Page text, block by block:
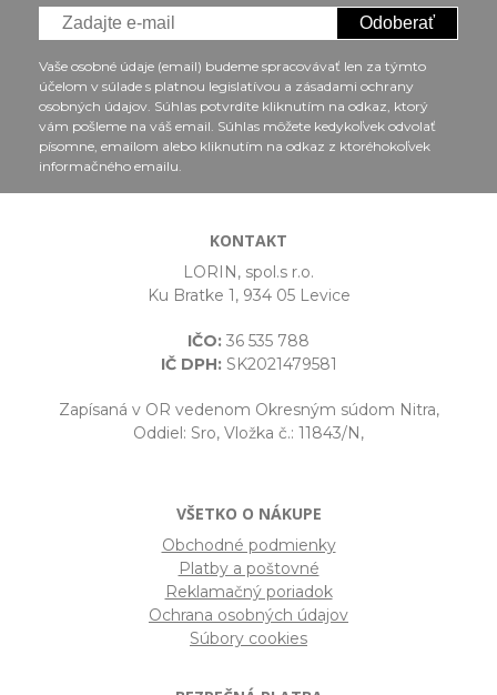
Odoberať
Vaše osobné údaje (email) budeme spracovávať len za týmto
účelom v súlade s platnou legislatívou a zásadami ochrany
osobných údajov. Súhlas potvrdíte kliknutím na odkaz, ktorý
vám pošleme na váš email. Súhlas môžete kedykoľvek odvolať
písomne, emailom alebo kliknutím na odkaz z ktoréhokoľvek
informačného emailu.
KONTAKT
LORIN, spol.s r.o.
Ku Bratke 1, 934 05 Levice
IČO: 36 535 788
IČ DPH:SK2021479581
Zapísaná v OR vedenom Okresným súdom Nitra,
Oddiel: Sro, Vložka č.: 11843/N,
VŠETKO O NÁKUPE
Obchodné podmienky
Platby a poštovné
Reklamačný poriadok
Ochrana osobných údajov
Súbory cookies